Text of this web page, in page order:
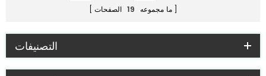
ما مجموعه 19 الصفحات
التصنيفات